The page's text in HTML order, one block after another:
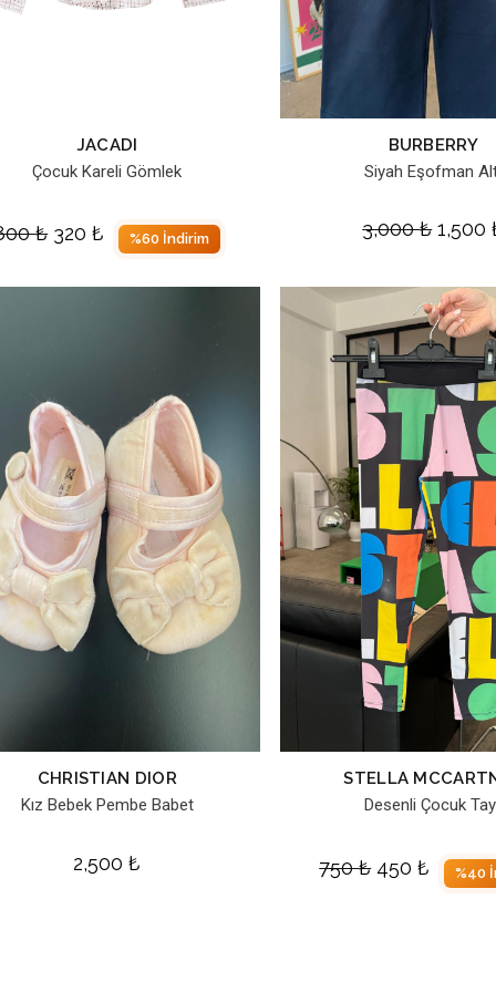
JACADI
Çocuk Kareli Gömlek
₺ 320₺ %60 İndirim
BURBERRY
Siyah Eşofman
3,000₺ 1,500
CHRISTIAN DIOR
Kız Bebek Pembe Babet
2,500₺
STELLA
Desenli Çocuk
750₺ 450₺ %40